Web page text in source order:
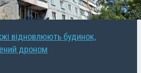
відновлюють будинок,
дроном